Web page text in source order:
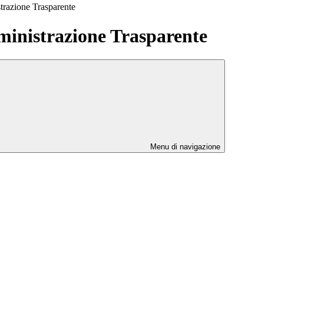
Trasparente
Trasparente
Menu di navigazione